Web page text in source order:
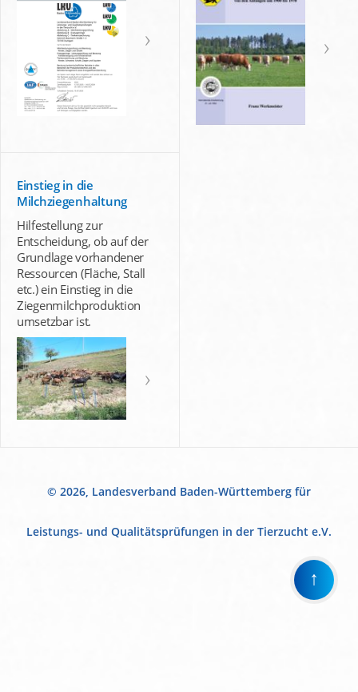
Einstieg in die
Milchziegenhaltung
Hilfestellung zur
Entscheidung, ob auf der
Grundlage vorhandener
Ressourcen (Fläche, Stall
etc.) ein Einstieg in die
Ziegenmilchproduktion
umsetzbar ist.
© 2026, Landesverband Baden-Württemberg für
Leistungs- und Qualitätsprüfungen in der Tierzucht e.V.
↑